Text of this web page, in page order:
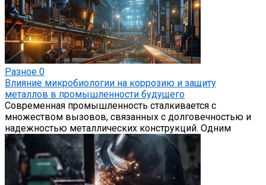
Разное 0
Влияние микробиологии на коррозию и защиту
металлов в промышленности будущего
Современная промышленность сталкивается с
множеством вызовов, связанных с долговечностью и
надежностью металлических конструкций. Одним